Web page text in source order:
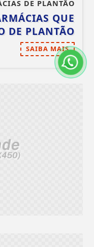
DE PLANTÃO
QUE
DE PLANTÃO
SAIBA MAIS